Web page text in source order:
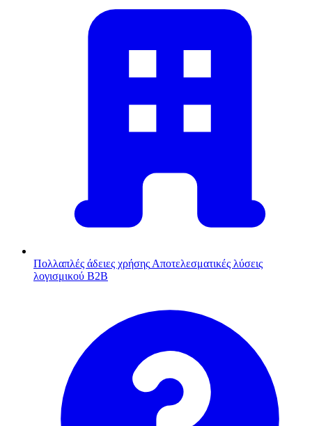
Πολλαπλές άδειες χρήσης Αποτελεσματικές λύσεις
λογισμικού B2B